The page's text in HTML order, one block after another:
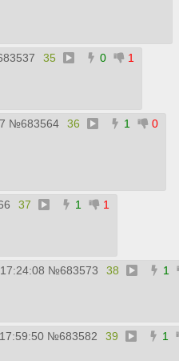
35 0 1
№683564 36 1 0
37 1 1
№683573 38 1
№683582 39 1